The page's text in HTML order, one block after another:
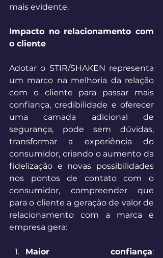
mais evidente.
Impacto no relacionamento com
o cliente
Adotar o STIR/SHAKEN representa
um marco na melhoria da relação
com o cliente para passar mais
confiança, credibilidade e oferecer
uma camada adicional de
segurança, pode sem dúvidas,
transformar a experiência do
consumidor, criando o aumento da
fidelização e novas possibilidades
nos pontos de contato com o
consumidor, compreender que
para o cliente a geração de valor de
relacionamento com a marca e
empresa gera:
Maior confiança: